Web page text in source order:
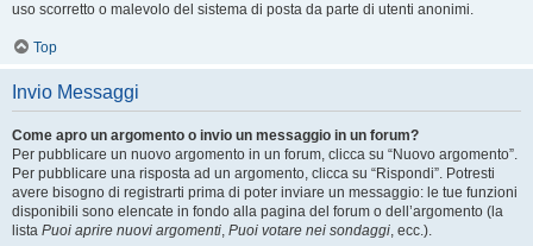
uso scorretto o malevolo del sistema di posta da parte di utenti anonimi.
Top
Invio Messaggi
Come apro un argomento o invio un messaggio in un forum?
Per pubblicare un nuovo argomento in un forum, clicca su “Nuovo argomento”.
Per pubblicare una risposta ad un argomento, clicca su “Rispondi”. Potresti
avere bisogno di registrarti prima di poter inviare un messaggio: le tue funzioni
disponibili sono elencate in fondo alla pagina del forum o dell’argomento (la
lista Puoi aprire nuovi argomenti, Puoi votare nei sondaggi, ecc.).